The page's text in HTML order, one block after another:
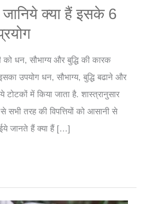
जानिये क्या हैं इसके 6
को धन, सौभाग्य और बुद्धि की कारक
उपयोग धन, सौभाग्य, बुद्धि बढाने और
टोटकों में किया जाता है. शास्त्रानुसार
सभी तरह की विपत्तियों को आसानी से
जानते हैं क्या हैं […]